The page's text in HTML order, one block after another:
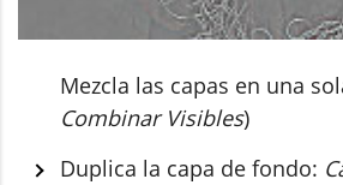
Mezcla las capas en una
Combinar Visibles)
Duplica la capa de fondo: